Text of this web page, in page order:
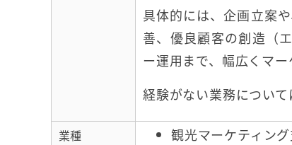
具体的には、企画立案
善、優良顧客の創造（
ー運用まで、幅広くマ
経験がない業務につい
業種
観光マーケティン